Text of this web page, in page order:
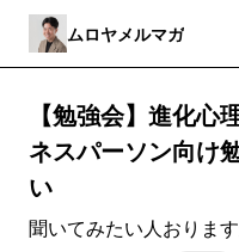
ムロヤメルマガ
【勉強会】進化心
ネスパーソン向け
い
聞いてみたい人おりま